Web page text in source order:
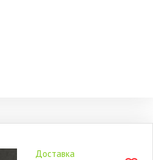
Доставка